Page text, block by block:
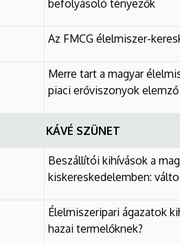
befolyásoló tényezők
Az FMCG élelmiszer-
Merre tart a magyar
piaci erőviszonyok
KÁVÉ SZÜNET
Beszállítói kihívások a
kiskereskedelemben:
Élelmiszeripari ágazatok
hazai termelőknek?